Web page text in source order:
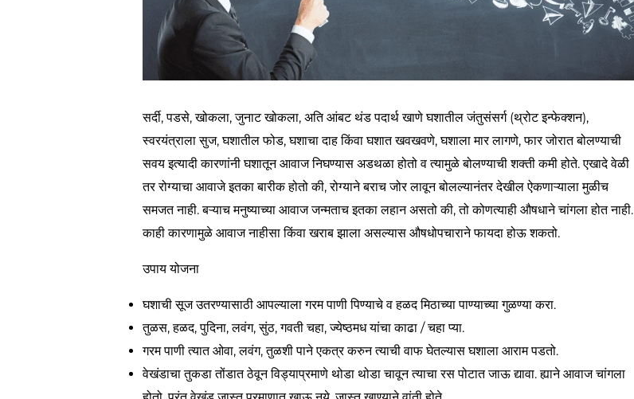
सर्दी, पडसे, खोकला, जुनाट खोकला, अति आंबट थंड पदार्थ खाणे घशातील जंतुसंसर्ग (थ्रोट इन्फेक्शन),
स्वरयंत्राला सुज, घशातील फोड, घशाचा दाह किंवा घशात खवखवणे, घशाला मार लागणे, फार जोरात बोलण्याची
सवय इत्यादी कारणांनी घशातून आवाज निघण्यास अडथळा होतो व त्यामुळे बोलण्याची शक्‍ती कमी होते. एखादे वेळी
तर रोग्याचा आवाजे इतका बारीक होतो की, रोग्याने बराच जोर लावून बोलल्यानंतर देखील ऐकणाऱ्याला मुळीच
समजत नाही. बऱ्याच मनुष्याच्या आवाज जन्मताच इतका लहान असतो की, तो कोणत्याही औषधाने चांगला होत नाही.
काही कारणामुळे आवाज नाहीसा किंवा खराब झाला असल्यास औषधोपचाराने फायदा होऊ शकतो.
उपाय योजना
घशाची सूज उतरण्यासाठी आपल्याला गरम पाणी पिण्याचे व हळद मिठाच्या पाण्याच्या गुळण्या करा.
तुळस, हळद, पुदिना, लवंग, सुंठ, गवती चहा, ज्येष्ठमध यांचा काढा / चहा प्या.
गरम पाणी त्यात ओवा, लवंग, तुळशी पाने एकत्र करुन त्याची वाफ घेतल्यास घशाला आराम पडतो.
वेखंडाचा तुकडा तोंडात ठेवून विड्याप्रमाणे थोडा थोडा चावून त्याचा रस पोटात जाऊ द्यावा. ह्याने आवाज चांगला